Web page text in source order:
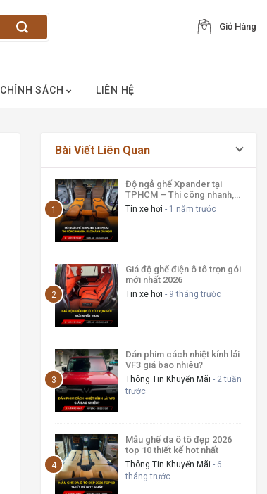
Giỏ Hàng
CHÍNH SÁCH LIÊN HỆ
Bài Viết Liên Quan
Độ ngả ghế Xpander tại
TPHCM – Thi công nhanh,
bảo hành dài hạn
Tin xe hơi - 1 năm trước
Giá độ ghế điện ô tô trọn gói
mới nhất 2026
Tin xe hơi - 9 tháng trước
Dán phim cách nhiệt kính lái
VF3 giá bao nhiêu?
Thông Tin Khuyến Mãi - 2 tuần
trước
Mẫu ghế da ô tô đẹp 2026
top 10 thiết kế hot nhất
Thông Tin Khuyến Mãi - 6
tháng trước